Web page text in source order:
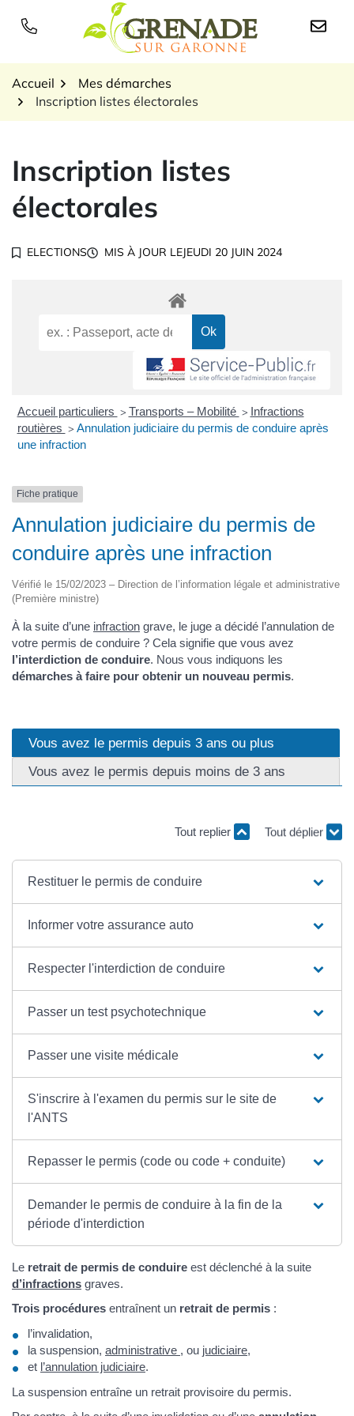
Logo Grenade sur
Accueil
Mes démarches
Inscription listes électorales
Inscription listes
électorales
ELECTIONS MIS À JOUR LEJEUDI 20 JUIN 2024
Accueil particuliers > Transports – Mobilité > Infractions
routières > Annulation judiciaire du permis de conduire après
une infraction
Fiche pratique
Annulation judiciaire du permis de
conduire après une infraction
Vérifié le 15/02/2023 – Direction de l’information légale et administrative
(Première ministre)
À la suite d’une infraction grave, le juge a décidé l’annulation de
votre permis de conduire ? Cela signifie que vous avez
l’interdiction de conduire. Nous vous indiquons les
démarches à faire pour obtenir un nouveau permis.
Vous avez le permis depuis 3 ans ou plus
Vous avez le permis depuis moins de 3 ans
Tout replier Tout déplier
Restituer le permis de conduire
Informer votre assurance auto
Respecter l'interdiction de conduire
Passer un test psychotechnique
Passer une visite médicale
S'inscrire à l'examen du permis sur le site de
l'ANTS
Repasser le permis (code ou code + conduite)
Demander le permis de conduire à la fin de la
période d'interdiction
Le retrait de permis de conduire est déclenché à la suite
d’infractions graves.
Trois procédures entraînent un retrait de permis :
l’invalidation,
la suspension, administrative , ou judiciaire,
et l’annulation judiciaire.
La suspension entraîne un retrait provisoire du permis.